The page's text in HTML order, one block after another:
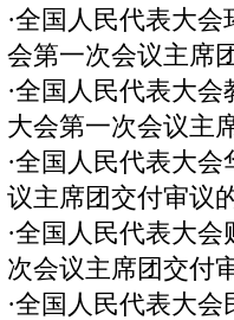
·全国人民代表大会
会第一次会议主席
·全国人民代表大会
大会第一次会议主
·全国人民代表大会
议主席团交付审议
·全国人民代表大会
次会议主席团交付
·全国人民代表大会